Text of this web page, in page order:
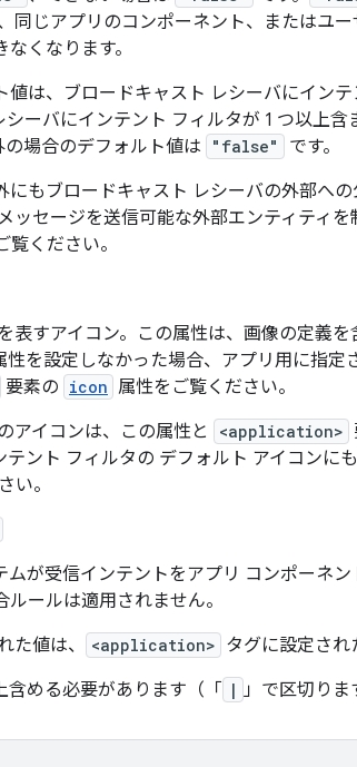
同じアプリのコンポーネント、またはユ
くなります。
値は、ブロードキャスト レシーバにイン
シーバにインテント フィルタが 1 つ以上
場合のデフォルト値は "false"
です。
にもブロードキャスト レシーバの外部へ
ッセージを送信可能な外部エンティティ
覧ください。
表すアイコン。この属性は、画像の定義
性を設定しなかった場合、アプリ用に指定
要素の icon 属性をご覧ください。
アイコンは、この属性と
<application>
ント フィルタの デフォルト アイコンにも
い。
が受信インテントをアプリ コンポーネン
ールは適用されません。
た値は、 <application> タグに設定され
める必要があります（「
| 」で区切りま